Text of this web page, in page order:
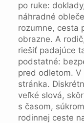
po ruke:
náhradné
rozumne, cesta
obrazne. A
riešiť padajúce
podstatné:
pred odletom.
stránka.
veľké slová,
s časom,
rodinnej ceste